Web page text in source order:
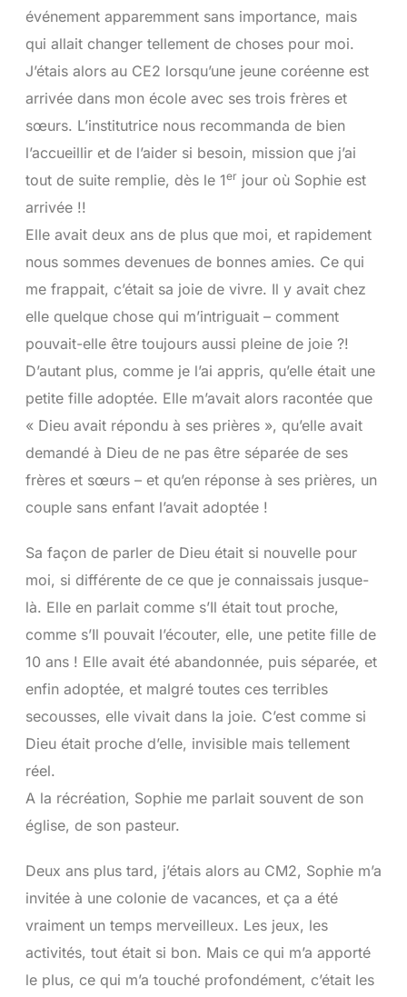
événement apparemment sans importance, mais
qui allait changer tellement de choses pour moi.
J’étais alors au CE2 lorsqu’une jeune coréenne est
arrivée dans mon école avec ses trois frères et
sœurs. L’institutrice nous recommanda de bien
l’accueillir et de l’aider si besoin, mission que j’ai
tout de suite remplie, dès le 1er jour où Sophie est
arrivée !!
Elle avait deux ans de plus que moi, et rapidement
nous sommes devenues de bonnes amies. Ce qui
me frappait, c’était sa joie de vivre. Il y avait chez
elle quelque chose qui m’intriguait – comment
pouvait-elle être toujours aussi pleine de joie ?!
D’autant plus, comme je l’ai appris, qu’elle était une
petite fille adoptée. Elle m’avait alors racontée que
« Dieu avait répondu à ses prières », qu’elle avait
demandé à Dieu de ne pas être séparée de ses
frères et sœurs – et qu’en réponse à ses prières, un
couple sans enfant l’avait adoptée !
Sa façon de parler de Dieu était si nouvelle pour
moi, si différente de ce que je connaissais jusque-
là. Elle en parlait comme s’Il était tout proche,
comme s’Il pouvait l’écouter, elle, une petite fille de
10 ans ! Elle avait été abandonnée, puis séparée, et
enfin adoptée, et malgré toutes ces terribles
secousses, elle vivait dans la joie. C’est comme si
Dieu était proche d’elle, invisible mais tellement
réel.
A la récréation, Sophie me parlait souvent de son
église, de son pasteur.
Deux ans plus tard, j’étais alors au CM2, Sophie m’a
invitée à une colonie de vacances, et ça a été
vraiment un temps merveilleux. Les jeux, les
activités, tout était si bon. Mais ce qui m’a apporté
le plus, ce qui m’a touché profondément, c’était les